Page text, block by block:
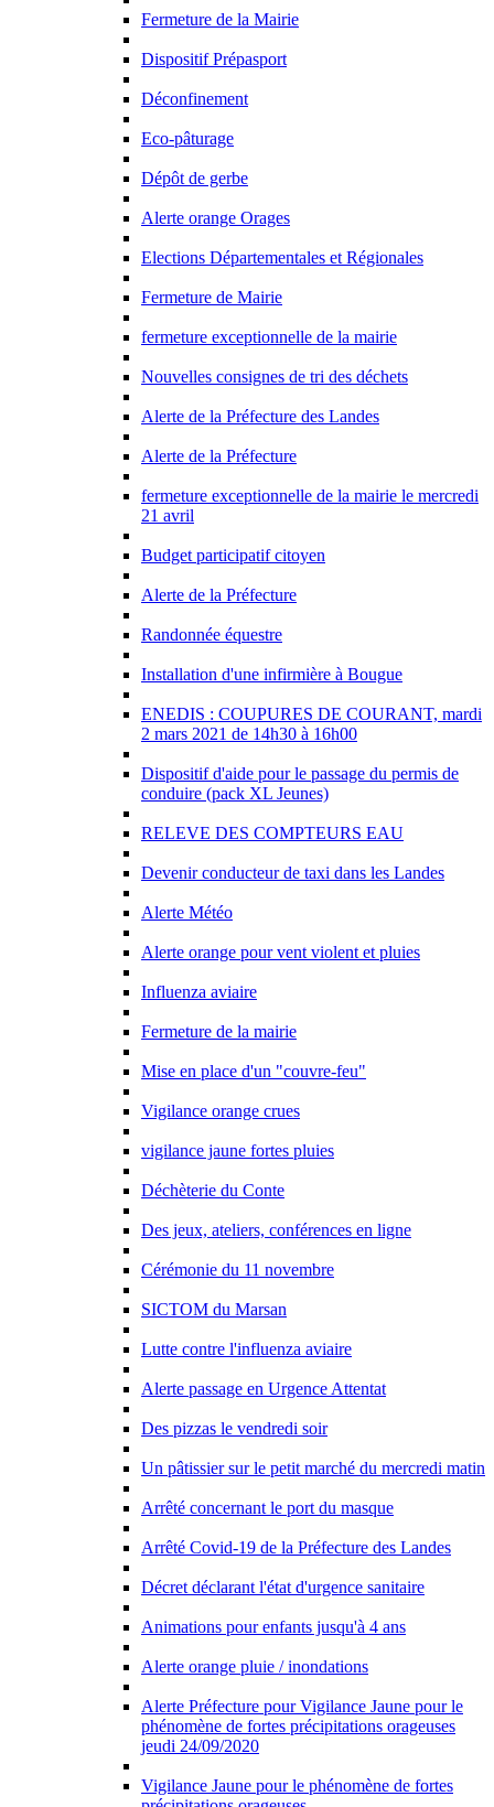
Fermeture de la Mairie
Dispositif Prépasport
Déconfinement
Eco-pâturage
Dépôt de gerbe
Alerte orange Orages
Elections Départementales et Régionales
Fermeture de Mairie
fermeture exceptionnelle de la mairie
Nouvelles consignes de tri des déchets
Alerte de la Préfecture des Landes
Alerte de la Préfecture
fermeture exceptionnelle de la mairie le mercredi
21 avril
Budget participatif citoyen
Alerte de la Préfecture
Randonnée équestre
Installation d'une infirmière à Bougue
ENEDIS : COUPURES DE COURANT, mardi
2 mars 2021 de 14h30 à 16h00
Dispositif d'aide pour le passage du permis de
conduire (pack XL Jeunes)
RELEVE DES COMPTEURS EAU
Devenir conducteur de taxi dans les Landes
Alerte Météo
Alerte orange pour vent violent et pluies
Influenza aviaire
Fermeture de la mairie
Mise en place d'un "couvre-feu"
Vigilance orange crues
vigilance jaune fortes pluies
Déchèterie du Conte
Des jeux, ateliers, conférences en ligne
Cérémonie du 11 novembre
SICTOM du Marsan
Lutte contre l'influenza aviaire
Alerte passage en Urgence Attentat
Des pizzas le vendredi soir
Un pâtissier sur le petit marché du mercredi matin
Arrêté concernant le port du masque
Arrêté Covid-19 de la Préfecture des Landes
Décret déclarant l'état d'urgence sanitaire
Animations pour enfants jusqu'à 4 ans
Alerte orange pluie / inondations
Alerte Préfecture pour Vigilance Jaune pour le
phénomène de fortes précipitations orageuses
jeudi 24/09/2020
Vigilance Jaune pour le phénomène de fortes